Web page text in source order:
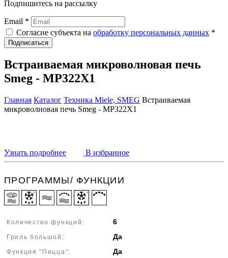
Подпишитесь на рассылку
Email *
Согласие субъекта на обработку персональных данных *
Подписаться
Встраиваемая микроволновая печь
Smeg - MP322X1
Главная Каталог Техника Miele, SMEG Встраиваемая
микроволновая печь Smeg - MP322X1
Узнать подробнее В избранное
ПРОГРАММЫ/ ФУНКЦИИ
Количество функций: 6
Гриль большой: Да
Функция "Пицца": Да